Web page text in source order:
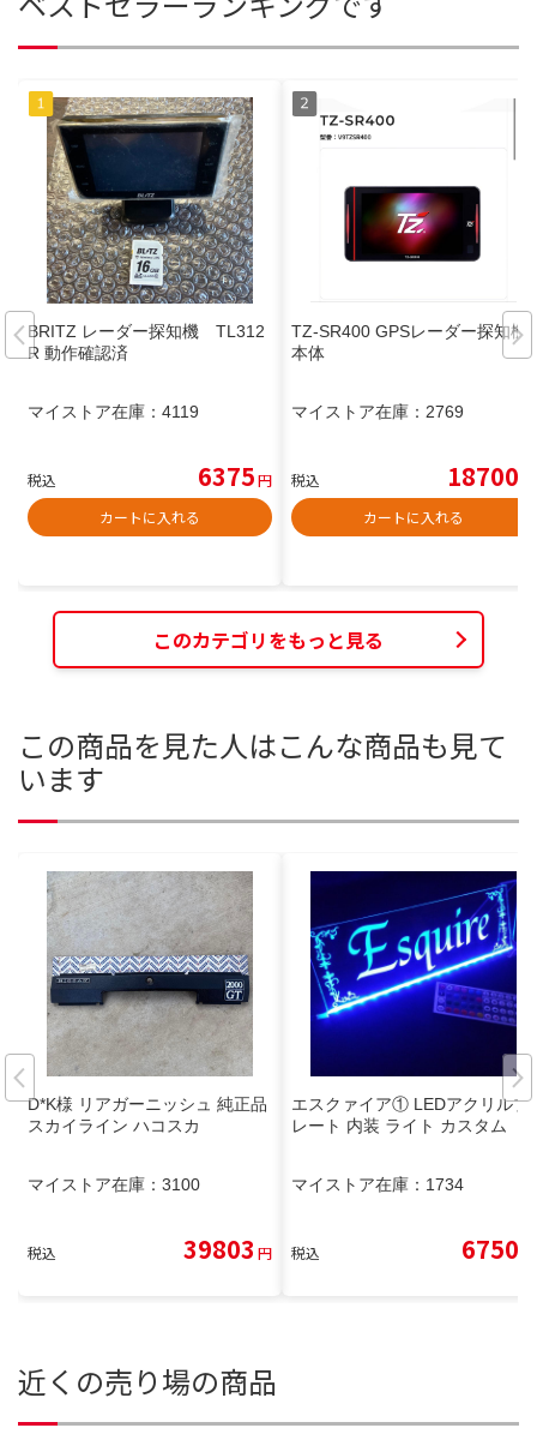
BRITZ レーダー探知機 TL312
R 動作確認済
マイストア在庫： 4119
税込 6375円
カートに入れる
TZ-SR400 GPSレーダー探知機
本体
マイストア在庫： 2769
税込 18700
カートに入れる
このカテゴリをもっと見る
この商品を見た人はこんな商品も見て
います
D*K様 リアガーニッシュ 純正品
スカイライン ハコスカ
マイストア在庫： 3100
税込 39803 円
エスクァイア① LEDアクリルプ
レート 内装 ライト カスタム
マイストア在庫： 1734
税込 6750
近くの売り場の商品